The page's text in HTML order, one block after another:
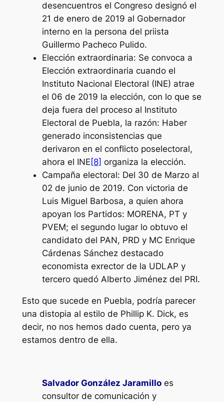
desencuentros el Congreso designó el
21 de enero de 2019 al Gobernador
interno en la persona del priista
Guillermo Pacheco Pulido.
Elección extraordinaria: Se convoca a
Elección extraordinaria cuando el
Instituto Nacional Electoral (INE) atrae
el 06 de 2019 la elección, con lo que se
deja fuera del proceso al Instituto
Electoral de Puebla, la razón: Haber
generado inconsistencias que
derivaron en el conflicto poselectoral,
ahora el INE [8] organiza la elección.
Campaña electoral: Del 30 de Marzo al
02 de junio de 2019. Con victoria de
Luis Miguel Barbosa, a quien ahora
apoyan los Partidos: MORENA, PT y
PVEM; el segundo lugar lo obtuvo el
candidato del PAN, PRD y MC Enrique
Cárdenas Sánchez destacado
economista exrector de la UDLAP y
tercero quedó Alberto Jiménez del PRI.
Esto que sucede en Puebla, podría parecer
una distopia al estilo de Phillip K. Dick, es
decir, no nos hemos dado cuenta, pero ya
estamos dentro de ella.
Salvador González Jaramilloes
consultor de comunicación y